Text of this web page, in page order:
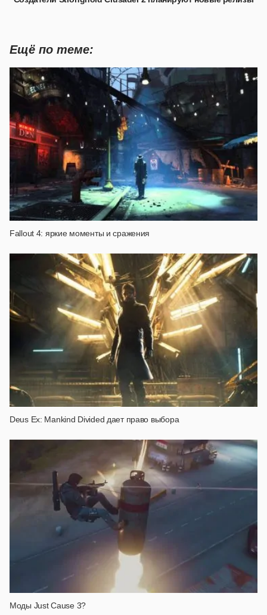
Ещё по теме:
Fallout 4: яркие моменты и сражения
Deus Ex: Mankind Divided дает право выбора
Моды Just Cause 3?